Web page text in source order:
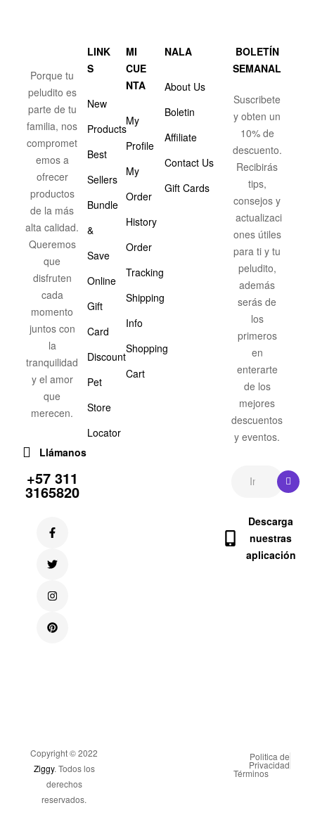
Porque tu
peludito es
parte de tu
familia, nos
compromet
emos a
ofrecer
productos
de la más
alta calidad.
Queremos
que
disfruten
cada
momento
juntos con
la
tranquilidad
y el amor
que
merecen.
Llámanos
+57 311
3165820
LINK
S
New
Products
Best
Sellers
Bundle
&
Save
Online
Gift
Card
Discount
Pet
Store
Locator
MI
CUE
NTA
My
Profile
My
Order
History
Order
Tracking
Shipping
Info
Shopping
Cart
NALA
About Us
Boletin
Affiliate
Contact Us
Gift Cards
BOLETÍN
SEMANAL
Suscribete
y obten un
10% de
descuento.
Recibirás
tips,
consejos y
actualizaci
ones útiles
para ti y tu
peludito,
además
serás de
los
primeros
en
enterarte
de los
mejores
descuentos
y eventos.
Descarga
nuestras
aplicación
Copyright © 2022
Ziggy. Todos los
derechos
reservados.
Politica de
Privacidad
Términos